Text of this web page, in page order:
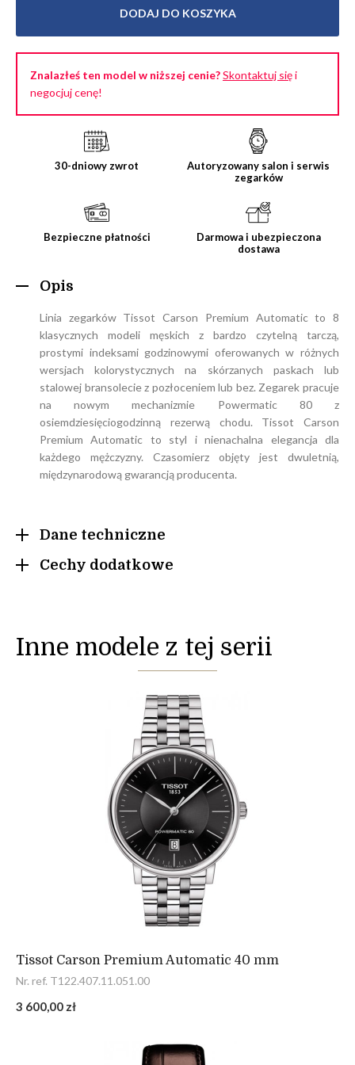
DODAJ DO KOSZYKA
Znalazłeś ten model w niższej cenie?Skontaktuj sięi
negocjuj cenę!
30-dniowy zwrot
Autoryzowany salon i serwis
zegarków
Bezpieczne płatności
Darmowa i ubezpieczona
dostawa
Opis
Linia zegarków Tissot Carson Premium Automatic to 8
klasycznych modeli męskich z bardzo czytelną tarczą,
prostymi indeksami godzinowymi oferowanych w różnych
wersjach kolorystycznych na skórzanych paskach lub
stalowej bransolecie z pozłoceniem lub bez. Zegarek pracuje
na nowym mechanizmie Powermatic 80 z
osiemdziesięciogodzinną rezerwą chodu. Tissot Carson
Premium Automatic to styl i nienachalna elegancja dla
każdego mężczyzny. Czasomierz objęty jest dwuletnią,
międzynarodową gwarancją producenta.
Dane techniczne
Cechy dodatkowe
Inne modele z tej serii
Tissot Carson Premium Automatic 40 mm
Nr. ref. T122.407.11.051.00
3 600,00 zł